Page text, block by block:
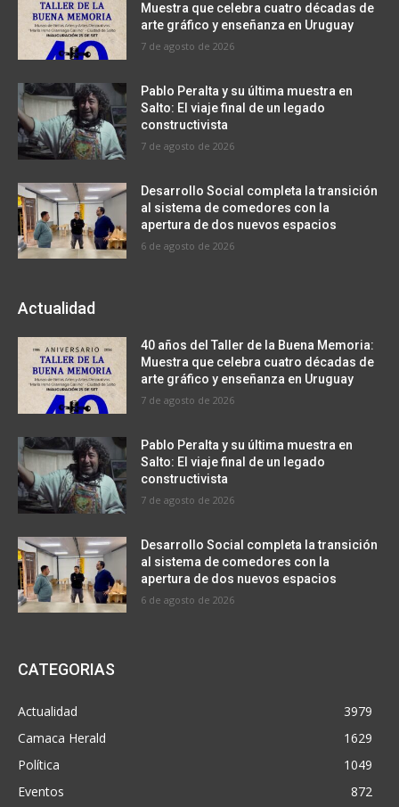
Muestra que celebra cuatro décadas de
arte gráfico y enseñanza en Uruguay
7 de agosto de 2026
Pablo Peralta y su última muestra en
Salto: El viaje final de un legado
constructivista
7 de agosto de 2026
Desarrollo Social completa la transición
al sistema de comedores con la
apertura de dos nuevos espacios
6 de agosto de 2026
Actualidad
40 años del Taller de la Buena Memoria:
Muestra que celebra cuatro décadas de
arte gráfico y enseñanza en Uruguay
7 de agosto de 2026
Pablo Peralta y su última muestra en
Salto: El viaje final de un legado
constructivista
7 de agosto de 2026
Desarrollo Social completa la transición
al sistema de comedores con la
apertura de dos nuevos espacios
6 de agosto de 2026
CATEGORIAS
Actualidad
3979
Camaca Herald
1629
Política
1049
Eventos
872